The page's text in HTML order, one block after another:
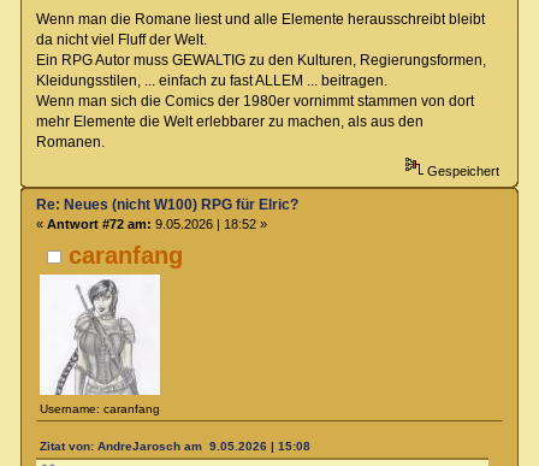
Wenn man die Romane liest und alle Elemente herausschreibt bleibt
da nicht viel Fluff der Welt.
Ein RPG Autor muss GEWALTIG zu den Kulturen, Regierungsformen,
Kleidungsstilen, ... einfach zu fast ALLEM ... beitragen.
Wenn man sich die Comics der 1980er vornimmt stammen von dort
mehr Elemente die Welt erlebbarer zu machen, als aus den
Romanen.
Gespeichert
caranfang
Username: caranfang
Re: Neues (nicht W100) RPG für Elric?
« Antwort #72 am: 9.05.2026 | 18:52 »
Zitat von: AndreJarosch am 9.05.2026 | 15:08